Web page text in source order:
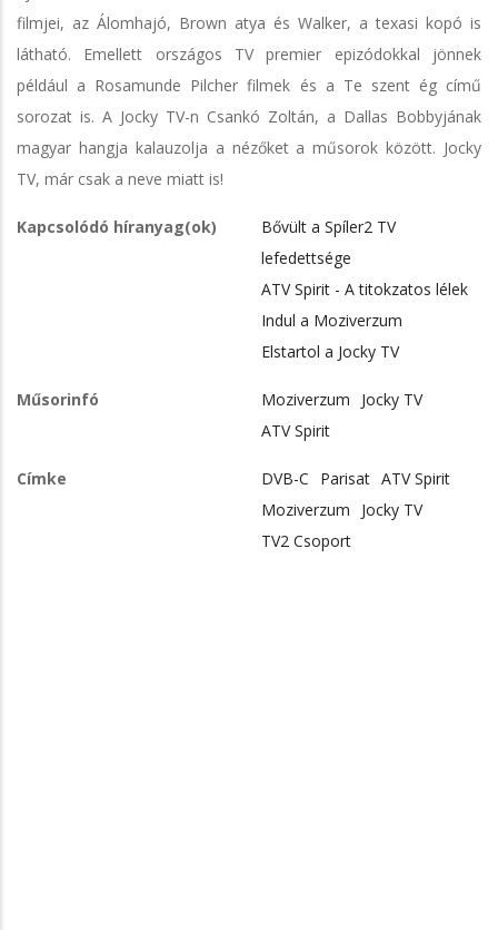
filmjei, az Álomhajó, Brown atya és Walker, a texasi kopó is
látható. Emellett országos TV premier epizódokkal jönnek
például a Rosamunde Pilcher filmek és a Te szent ég című
sorozat is. A Jocky TV-n Csankó Zoltán, a Dallas Bobbyjának
magyar hangja kalauzolja a nézőket a műsorok között. Jocky
TV, már csak a neve miatt is!
Kapcsolódó híranyag(ok)
Bővült a Spíler2 TV
lefedettsége
ATV Spirit - A titokzatos lélek
Indul a Moziverzum
Elstartol a Jocky TV
Műsorinfó Moziverzum
Jocky TV
ATV Spirit
Címke DVB-C Parisat ATV Spirit
Moziverzum
Jocky TV
TV2 Csoport